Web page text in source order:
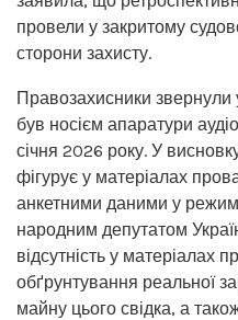
провели у закритому
сторони захисту.
Правозахисники звернули
був носієм апаратури
січня 2026 року. У
фігурує у матеріалах
анкетними даними у
народним депутатом
відсутність у матеріалах
обґрунтування реальної
майну цього свідка, а